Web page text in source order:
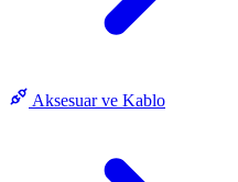
Aksesuar ve Kablo